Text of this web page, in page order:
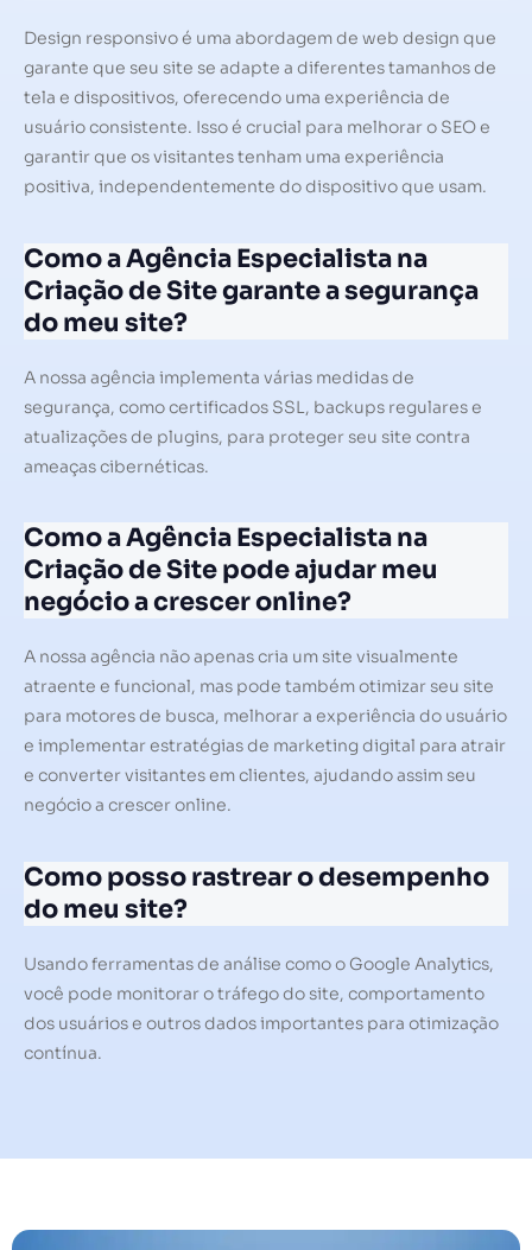
Design responsivo é uma abordagem de web design que
garante que seu site se adapte a diferentes tamanhos de
tela e dispositivos, oferecendo uma experiência de
usuário consistente. Isso é crucial para melhorar o SEO e
garantir que os visitantes tenham uma experiência
positiva, independentemente do dispositivo que usam.
Como a Agência Especialista na
Criação de Site garante a segurança
do meu site?
A nossa agência implementa várias medidas de
segurança, como certificados SSL, backups regulares e
atualizações de plugins, para proteger seu site contra
ameaças cibernéticas.
Como a Agência Especialista na
Criação de Site pode ajudar meu
negócio a crescer online?
A nossa agência não apenas cria um site visualmente
atraente e funcional, mas pode também otimizar seu site
para motores de busca, melhorar a experiência do usuário
e implementar estratégias de marketing digital para atrair
e converter visitantes em clientes, ajudando assim seu
negócio a crescer online.
Como posso rastrear o desempenho
do meu site?
Usando ferramentas de análise como o Google Analytics,
você pode monitorar o tráfego do site, comportamento
dos usuários e outros dados importantes para otimização
contínua.